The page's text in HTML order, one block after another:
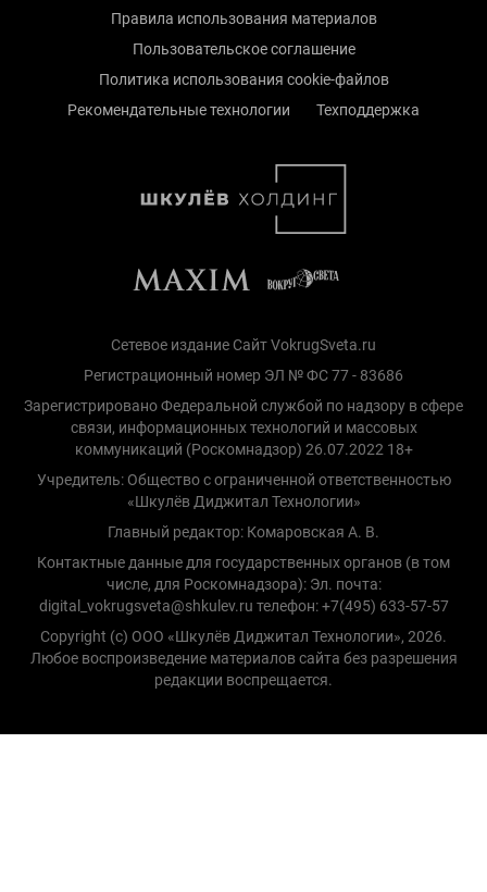
Правила использования материалов
Пользовательское соглашение
Политика использования cookie-файлов
Рекомендательные технологии
Техподдержка
Сетевое издание Сайт VokrugSveta.ru
Регистрационный номер ЭЛ № ФС 77 - 83686
Зарегистрировано Федеральной службой по надзору в сфере
связи, информационных технологий и массовых
коммуникаций (Роскомнадзор) 26.07.2022 18+
Учредитель: Общество с ограниченной ответственностью
«Шкулёв Диджитал Технологии»
Главный редактор: Комаровская А. В.
Контактные данные для государственных органов (в том
числе, для Роскомнадзора): Эл. почта:
digital_vokrugsveta@shkulev.ru телефон: +7(495) 633-57-57
Copyright (с) ООО «Шкулёв Диджитал Технологии», 2026.
Любое воспроизведение материалов сайта без разрешения
редакции воспрещается.